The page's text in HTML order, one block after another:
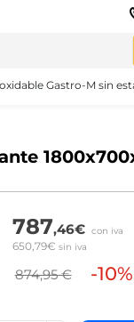
Gastro-M sin
787,46€ con iva
650,79€ sin iva
874,95 € -10%